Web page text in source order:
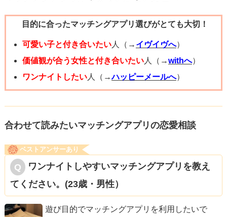
といった内容であれば女性も理解してくれるかと思いま
す。
質問者さまの価値観に合った方と出会えますように、
応援しております。
目的に合ったマッチングアプリ選びがとても大切！
可愛い子と付き合いたい人（→ イヴイヴへ）
価値観が合う女性と付き合いたい人（→withへ）
ワンナイトしたい人（→ハッピーメールへ）
合わせて読みたいマッチングアプリの恋愛相談
ベストアンサーあり
ワンナイトしやすいマッチングアプリを教え
てください。(23歳・男性）
遊び目的でマッチングアプリを利用したいで